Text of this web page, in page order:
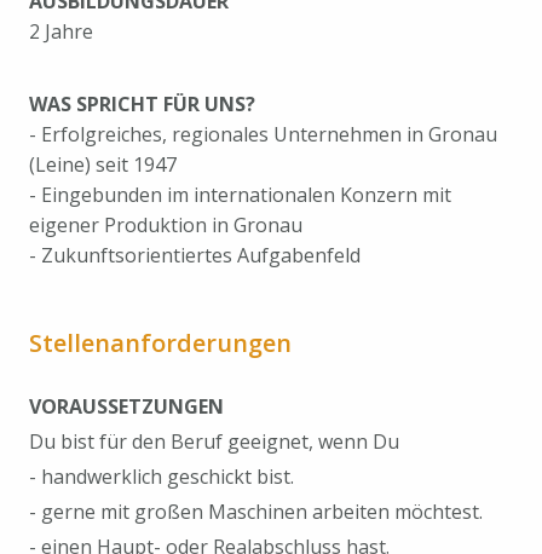
2 Jahre
WAS SPRICHT FÜR UNS?
- Erfolgreiches, regionales Unternehmen in Gronau
(Leine) seit 1947
- Eingebunden im internationalen Konzern mit
eigener Produktion in Gronau
- Zukunftsorientiertes Aufgabenfeld
Stellenanforderungen
VORAUSSETZUNGEN
Du bist für den Beruf geeignet, wenn Du
- handwerklich geschickt bist.
- gerne mit großen Maschinen arbeiten möchtest.
- einen Haupt- oder Realabschluss hast.